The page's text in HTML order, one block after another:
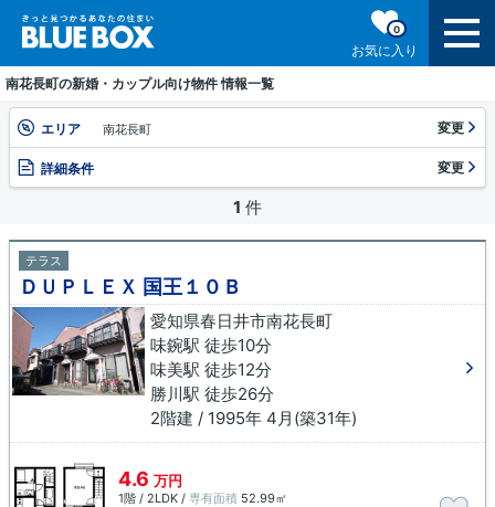
お気に入り
0
南花長町の新婚・カップル向け物件 情報一覧
エリア 南花長町 変更
詳細条件 変更
1 件
テラス
ＤＵＰＬＥＸ 国王１０Ｂ
愛知県春日井市南花長町
味鋺駅 徒歩10分
味美駅 徒歩12分
勝川駅 徒歩26分
2階建 / 1995年 4月(築31年)
4.6 万円
1階 / 2LDK / 専有面積 52.99㎡